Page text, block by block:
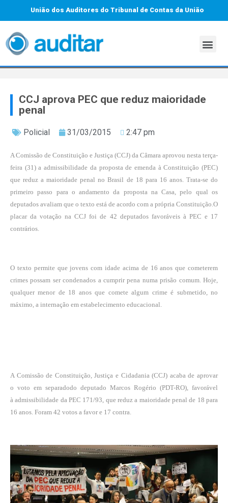
União dos Auditores do Tribunal de Contas da União
CCJ aprova PEC que reduz maioridade
penal
Policial 31/03/2015 2:47 pm
A Comissão de Constituição e Justiça (CCJ) da Câmara aprovou nesta terça-
feira (31) a admissibilidade da proposta de emenda à Constituição (PEC)
que reduz a maioridade penal no Brasil de 18 para 16 anos. Trata-se do
primeiro passo para o andamento da proposta na Casa, pelo qual os
deputados avaliam que o texto está de acordo com a própria Constituição.O
placar da votação na CCJ foi de 42 deputados favoráveis à PEC e 17
contrários.
O texto permite que jovens com idade acima de 16 anos que cometerem
crimes possam ser condenados a cumprir pena numa prisão comum. Hoje,
qualquer menor de 18 anos que comete algum crime é submetido, no
máximo, a internação em estabelecimento educacional.
A Comissão de Constituição, Justiça e Cidadania (CCJ) acaba de aprovar
o voto em separadodo deputado Marcos Rogério (PDT-RO), favorável
àadmissibilidade da PEC 171/93, que reduz a maioridade penal de 18 para
16 anos. Foram 42 votos a favor e 17 contra.